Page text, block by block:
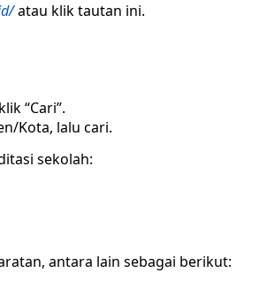
atau klik tautan ini.
“Cari”.
Kota, lalu cari.
sekolah:
antara lain sebagai berikut: